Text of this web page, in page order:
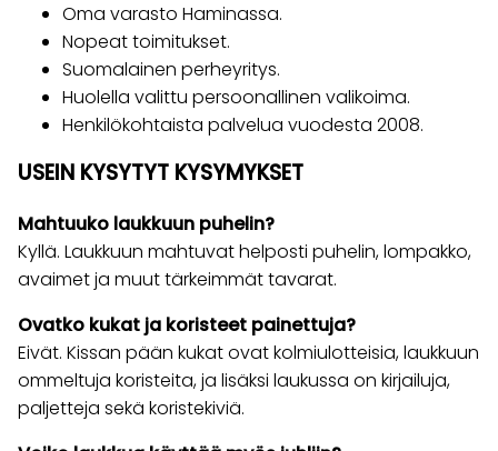
Oma varasto Haminassa.
Nopeat toimitukset.
Suomalainen perheyritys.
Huolella valittu persoonallinen valikoima.
Henkilökohtaista palvelua vuodesta 2008.
USEIN KYSYTYT KYSYMYKSET
Mahtuuko laukkuun puhelin?
Kyllä. Laukkuun mahtuvat helposti puhelin, lompakko,
avaimet ja muut tärkeimmät tavarat.
Ovatko kukat ja koristeet painettuja?
Eivät. Kissan pään kukat ovat kolmiulotteisia, laukkuun
ommeltuja koristeita, ja lisäksi laukussa on kirjailuja,
paljetteja sekä koristekiviä.